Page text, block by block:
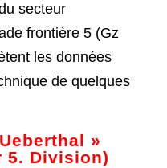
secteur
frontière 5 (Gz
les données
de quelques
»
5. Division)